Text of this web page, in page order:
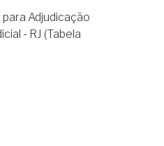
Adjudicação
- RJ (Tabela